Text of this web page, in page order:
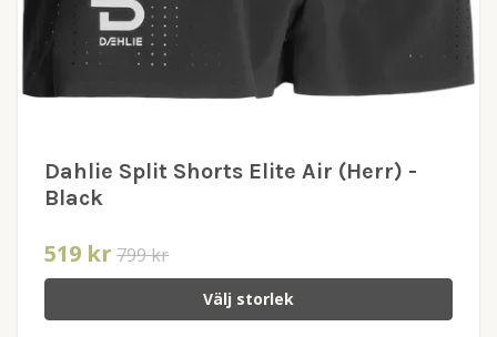
Dahlie Split Shorts Elite Air (Herr) -
Black
519 kr 799 kr
Välj storlek